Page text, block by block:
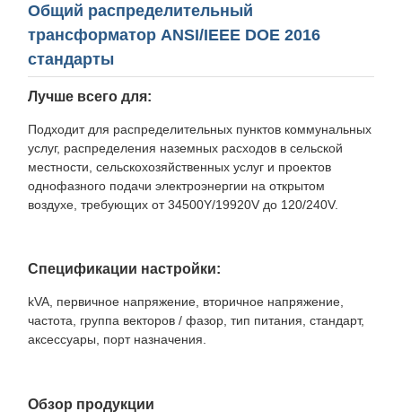
Общий распределительный
трансформатор ANSI/IEEE DOE 2016
стандарты
Лучше всего для:
Подходит для распределительных пунктов коммунальных
услуг, распределения наземных расходов в сельской
местности, сельскохозяйственных услуг и проектов
однофазного подачи электроэнергии на открытом
воздухе, требующих от 34500Y/19920V до 120/240V.
Спецификации настройки:
kVA, первичное напряжение, вторичное напряжение,
частота, группа векторов / фазор, тип питания, стандарт,
аксессуары, порт назначения.
Обзор продукции